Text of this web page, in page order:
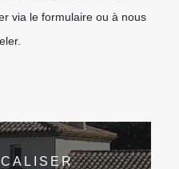
via le formulaire ou à nous